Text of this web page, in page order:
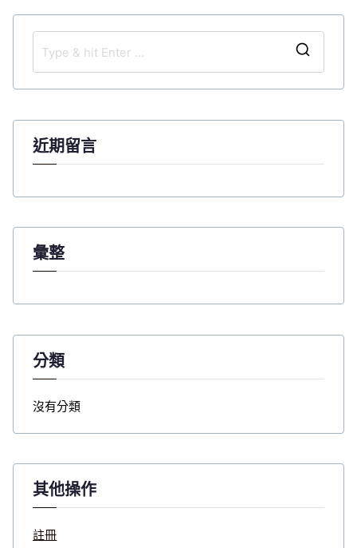
e
a
f
r
近期留言
彙整
分類
沒有分類
其他操作
註冊